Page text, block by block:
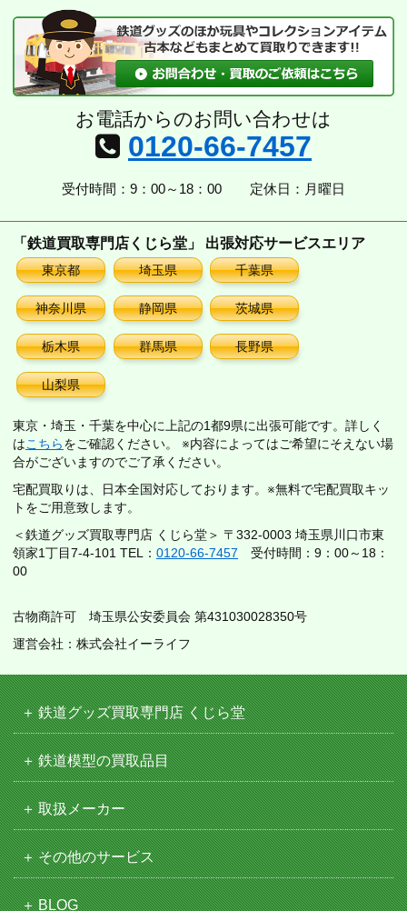
ブ
お電話からのお問い合わせは
0120-66-7457
受付時間：9：00～18：00 定休日：月曜日
「鉄道買取専門店くじら堂」 出張対応サービスエリア
東京都 埼玉県 千葉県
神奈川県 静岡県 茨城県
栃木県 群馬県 長野県
山梨県
東京・埼玉・千葉を中心に上記の1都9県に出張可能です。詳しく
はこちらをご確認ください。 ※内容によってはご希望にそえない場
合がございますのでご了承ください。
宅配買取りは、日本全国対応しております。※無料で宅配買取キッ
トをご用意致します。
＜鉄道グッズ買取専門店 くじら堂＞ 〒332-0003 埼玉県川口市東
領家1丁目7-4-101 TEL： 0120-66-7457 受付時間：9：00～18：
00
古物商許可 埼玉県公安委員会 第431030028350号
運営会社：株式会社イーライフ
鉄道グッズ買取専門店 くじら堂
鉄道模型の買取品目
取扱メーカー
その他のサービス
BLOG